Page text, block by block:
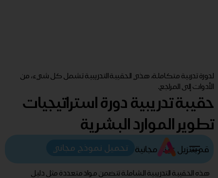
لدورة تدربية متكاملة، هذي الحقيبة التدريبية تشمل كل شيء، من
الأدوات إلى المراجع.
حقيبة تدريبية دورة استراتيجيات
تطوير الموارد البشرية
قم بتنزيل عينة مجانية تحميل نموذج مجاني
هذه الحقيبة التدريبية الشاملة تتضمن مواد متعددة مثل دليل